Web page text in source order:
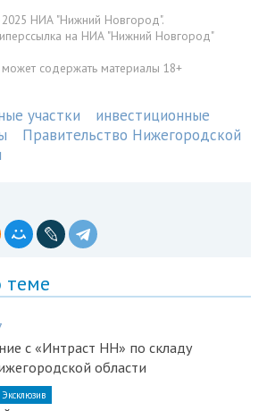
НИА "Нижний Новгород".
на НИА "Нижний Новгород"
содержать материалы 18+
участки
инвестиционные
Правительство Нижегородской
теме
с «Интраст НН» по складу
области
Эксклюзив